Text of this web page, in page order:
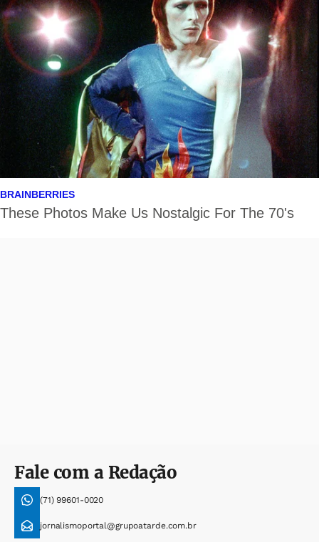
Fale com a Redação
(71) 99601-0020
jornalismoportal@grupoatarde.com.br